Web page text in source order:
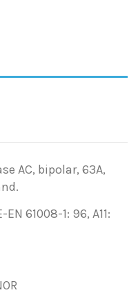
AC, bipolar, 63A,
61008-1: 96, A11: